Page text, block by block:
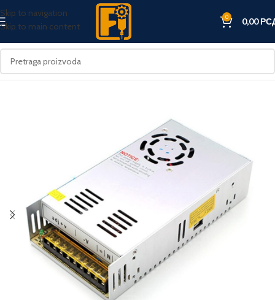
Skip to navigation
Skip to main content
0 0,00